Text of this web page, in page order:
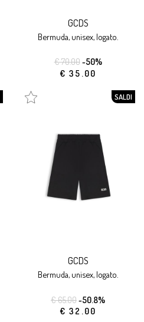
GCDS
bermuda, unisex, logato.
€ 70.00-50%
€ 35.00
SALDI
GCDS
bermuda, unisex, logato.
€ 65.00-50.8%
€ 32.00